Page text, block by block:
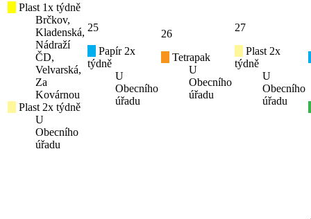
Plast 1x týdně
Brčkov,
Kladenská,
Nádraží
ČD,
Velvarská,
Za
Kovárnou
Plast 2x týdně
U
Obecního
úřadu
25
Papír 2x
týdně
U
Obecního
úřadu
26
Tetrapak
U
Obecního
úřadu
27
Plast 2x
týdně
U
Obecního
úřadu